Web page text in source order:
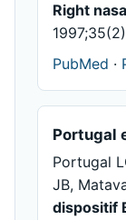
Right
PubMed ·
Portugal
Portugal
JB,
dispositif